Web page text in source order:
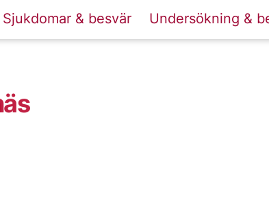
Sjukdomar & besvär Undersökning &